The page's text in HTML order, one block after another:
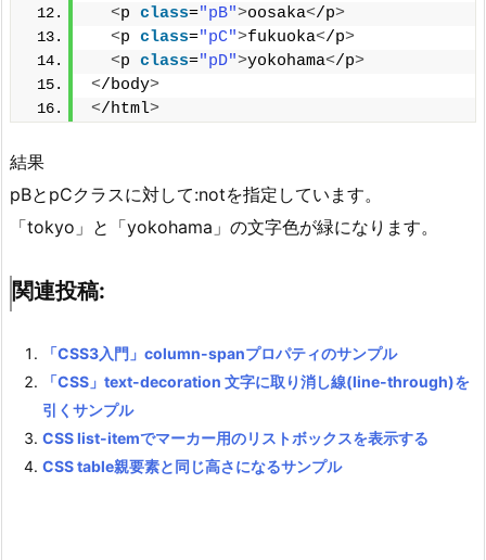
<p class="pB">oosaka</p>
<p class="pC">fukuoka</p>
<p class="pD">yokohama</p>
</body>
</html>
結果
pBとpCクラスに対して:notを指定しています。
「tokyo」と「yokohama」の文字色が緑になります。
関連投稿:
「CSS3入門」column-spanプロパティのサンプル
「CSS」text-decoration 文字に取り消し線(line-through)を
引くサンプル
CSS list-itemでマーカー用のリストボックスを表示する
CSS table親要素と同じ高さになるサンプル